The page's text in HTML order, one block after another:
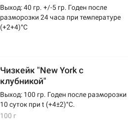
Выход: 40 гр. +/-5 гр. Годен после
разморозки 24 часа при температуре
(+2+4)°C
Чизкейк "New York с
клубникой"
Выход: 100 гр. Годен после разморозки
10 суток при t (+4±2)°C.
100 г